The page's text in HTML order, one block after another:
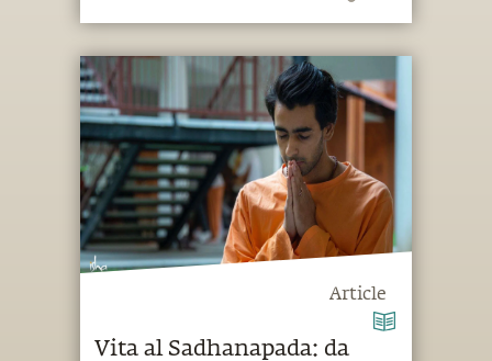
Article
Vita al Sadhanapada: da